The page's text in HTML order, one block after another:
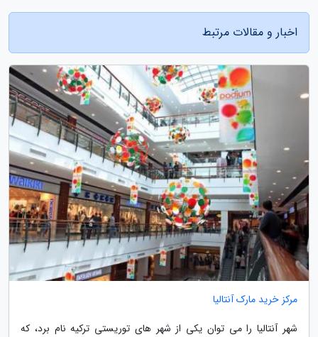
اخبار و مقالات مرتبط
مرکز خرید مارک آنتالیا
شهر آنتالیا را می توان یکی از شهر های توریستی ترکیه نام برد، که